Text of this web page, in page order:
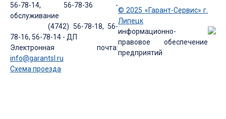
56-78-14, 56-78-36 -
обслуживание
(4742) 56-78-18, 56-
78-16, 56-78-14 - ДП
Электронная почта:
info@garantsl.ru
Схема проезда
© 2025 «Гарант-Сервис» г.
Липецк
информационно-
правовое обеспечение
предприятий